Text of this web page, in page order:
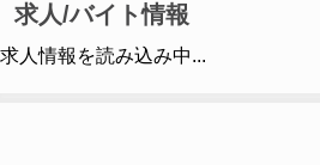
求人/バイト情報
求人情報を読み込み中...